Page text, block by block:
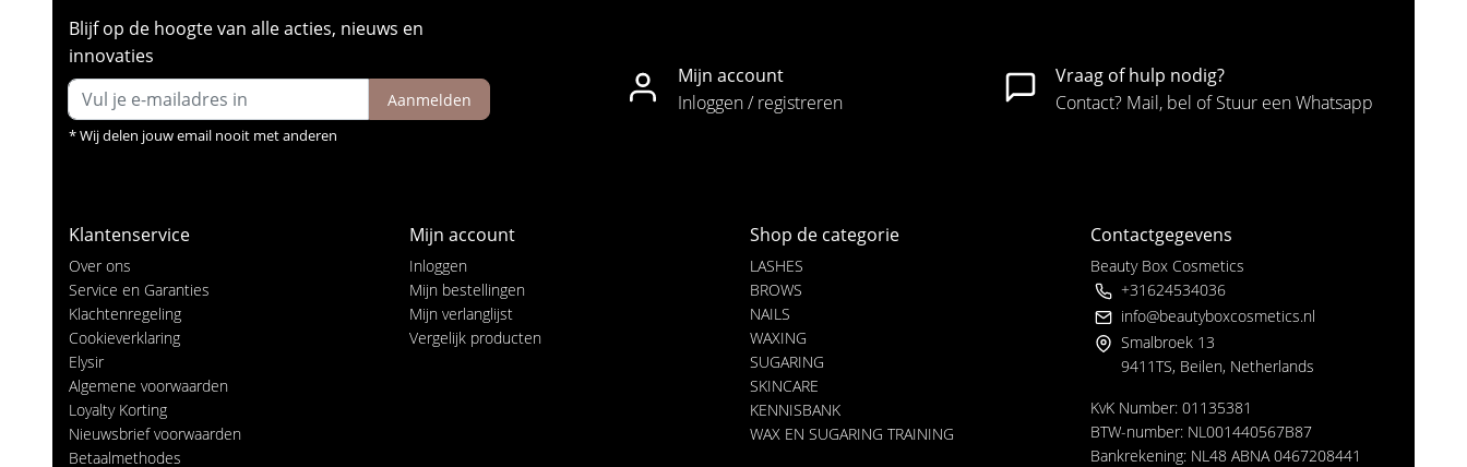
Blijf op de hoogte van alle acties, nieuws en
innovaties
Aanmelden
* Wij delen jouw email nooit met anderen
Mijn account
Inloggen / registreren
Vraag of hulp nodig?
Contact? Mail, bel of Stuur een Whatsapp
Klantenservice
Over ons
Service en Garanties
Klachtenregeling
Cookieverklaring
Elysir
Algemene voorwaarden
Loyalty Korting
Nieuwsbrief voorwaarden
Betaalmethodes
Mijn account
Inloggen
Mijn bestellingen
Mijn verlanglijst
Vergelijk producten
Shop de categorie
LASHES
BROWS
NAILS
WAXING
SUGARING
SKINCARE
KENNISBANK
WAX EN SUGARING TRAINING
Contactgegevens
Beauty Box Cosmetics
+31624534036
info@beautyboxcosmetics.nl
Smalbroek 13
9411TS, Beilen, Netherlands
KvK Number: 01135381
BTW-number: NL001440567B87
Bankrekening: NL48 ABNA 0467208441